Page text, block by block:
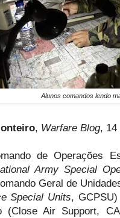
Alunos comandos lendo
, Warfare Blog, 14
de Operações
Army Special
Geral de
Special Units,
(Close Air Support,